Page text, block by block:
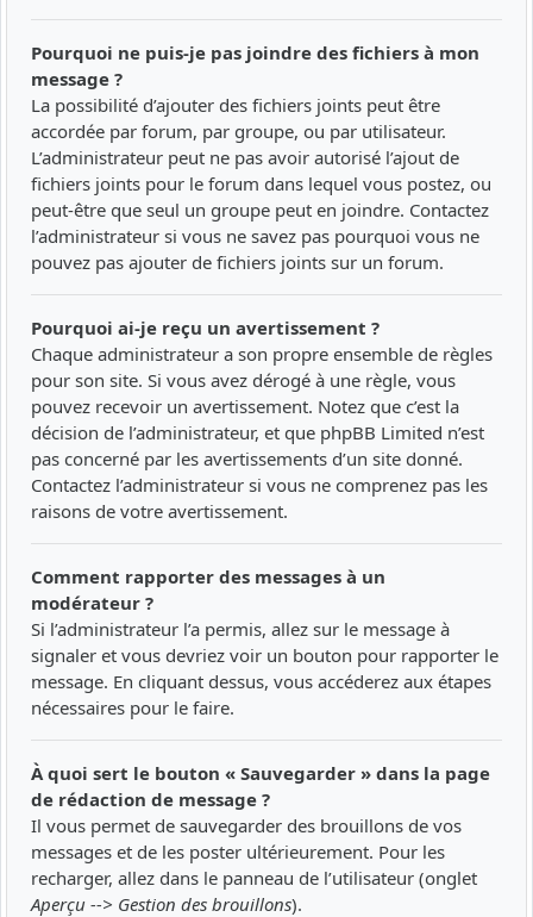
Pourquoi ne puis-je pas joindre des fichiers à mon
message ?
La possibilité d’ajouter des fichiers joints peut être
accordée par forum, par groupe, ou par utilisateur.
L’administrateur peut ne pas avoir autorisé l’ajout de
fichiers joints pour le forum dans lequel vous postez, ou
peut-être que seul un groupe peut en joindre. Contactez
l’administrateur si vous ne savez pas pourquoi vous ne
pouvez pas ajouter de fichiers joints sur un forum.
Pourquoi ai-je reçu un avertissement ?
Chaque administrateur a son propre ensemble de règles
pour son site. Si vous avez dérogé à une règle, vous
pouvez recevoir un avertissement. Notez que c’est la
décision de l’administrateur, et que phpBB Limited n’est
pas concerné par les avertissements d’un site donné.
Contactez l’administrateur si vous ne comprenez pas les
raisons de votre avertissement.
Comment rapporter des messages à un
modérateur ?
Si l’administrateur l’a permis, allez sur le message à
signaler et vous devriez voir un bouton pour rapporter le
message. En cliquant dessus, vous accéderez aux étapes
nécessaires pour le faire.
À quoi sert le bouton « Sauvegarder » dans la page
de rédaction de message ?
Il vous permet de sauvegarder des brouillons de vos
messages et de les poster ultérieurement. Pour les
recharger, allez dans le panneau de l’utilisateur (onglet
Aperçu --> Gestion des brouillons).